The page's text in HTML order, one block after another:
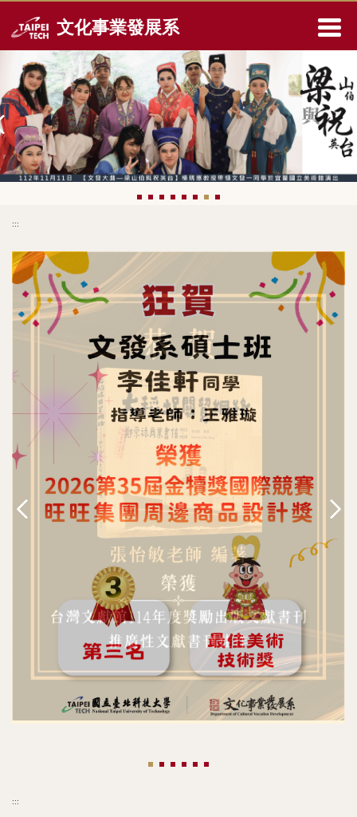
到
容
區
文化事業發展系
:::
:::